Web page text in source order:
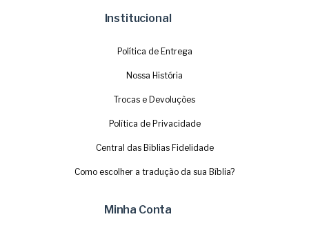
Institucional
Política de Entrega
Nossa História
Trocas e Devoluções
Política de Privacidade
Central das Biblias Fidelidade
Como escolher a tradução da sua Bíblia?
Minha Conta